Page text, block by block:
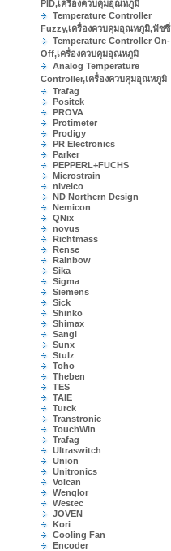
PID,เครื่องควบคุมอุณหภูมิ
Temperature Controller
Fuzzy,เครื่องควบคุมอุณหภูมิ,ฟัซซี่
Temperature Controller On-
Off,เครื่องควบคุมอุณหภูมิ
Analog Temperature
Controller,เครื่องควบคุมอุณหภูมิ
Trafag
Positek
PROVA
Protimeter
Prodigy
PR Electronics
Parker
PEPPERL+FUCHS
Microstrain
nivelco
ND Northern Design
Nemicon
QNix
novus
Richtmass
Rense
Rainbow
Sika
Sigma
Siemens
Sick
Shinko
Shimax
Sangi
Sunx
Stulz
Toho
Theben
TES
TAIE
Turck
Transtronic
TouchWin
Trafag
Ultraswitch
Union
Unitronics
Volcan
Wenglor
Westec
JOVEN
Kori
Cooling Fan
Encoder